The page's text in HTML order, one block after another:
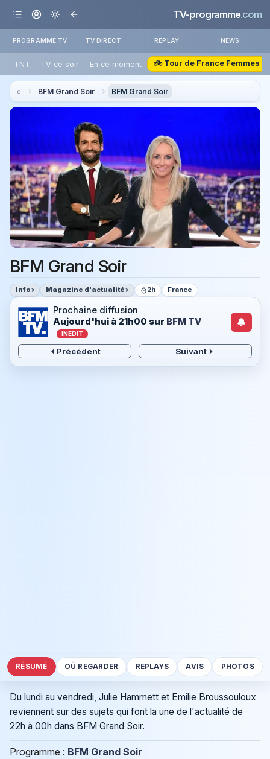
TV-programme.com
PROGRAMME TV TV DIRECT REPLAY NEWS
TNT TV ce soir En ce moment 🚲 Tour de France Femmes
BFM Grand Soir BFM Grand Soir
BFM Grand Soir
Info Magazine d'actualité 2h France
Prochaine diffusion
Aujourd'hui à 21h00 sur BFM TV
INEDIT
Précédent Suivant
RÉSUMÉ OÙ REGARDER REPLAYS AVIS PHOTOS
Du lundi au vendredi, Julie Hammett et Emilie Broussouloux
reviennent sur des sujets qui font la une de l'actualité de
22h à 00h dans BFM Grand Soir.
Programme : BFM Grand Soir